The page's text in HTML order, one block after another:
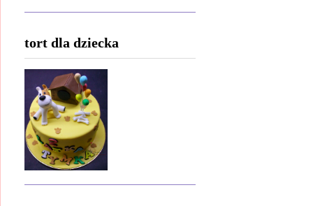
tort dla dziecka